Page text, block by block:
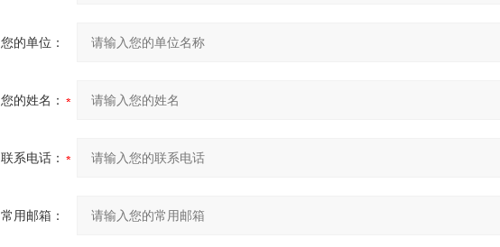
您的单位：
您的姓名：
联系电话：
常用邮箱：